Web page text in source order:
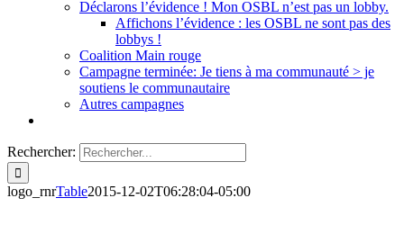
Déclarons l’évidence ! Mon OSBL n’est pas un lobby.
Affichons l’évidence : les OSBL ne sont pas des
lobbys !
Coalition Main rouge
Campagne terminée: Je tiens à ma communauté > je
soutiens le communautaire
Autres campagnes
Rechercher:
logo_rnrTable2015-12-02T06:28:04-05:00